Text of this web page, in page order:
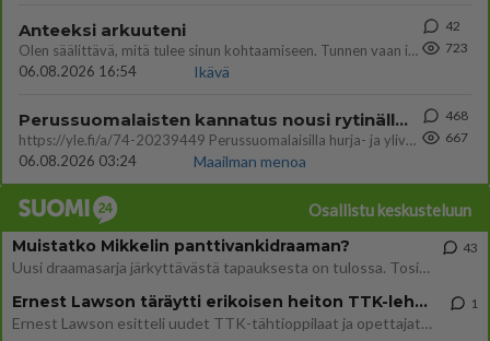
Anteeksi arkuuteni
Olen säälittävä, mitä tulee sinun kohtaamiseen. Tunnen vaan itseni todella epävarmaksi sun kanssa. Jos minun olisi pitän
06.08.2026 16:54
Ikävä
42
723
Perussuomalaisten kannatus nousi rytinällä Ylen tänään julkaisemassa tuoreimmassa gallup-kyselyssä.
https://yle.fi/a/74-20239449 Perussuomalaisilla hurja- ja ylivoimaisesti suurin nousu tässä uudessa Ylen gallupissa. Kyl
06.08.2026 03:24
Maailman menoa
468
667
Osallistu keskusteluun
Muistatko Mikkelin panttivankidraaman?
Uusi draamasarja järkyttävästä tapauksesta on tulossa. Tositapahtumiin perustuva sarja ammentaa vuoden 1986 Mikkelin pan
43
Ernest Lawson täräytti erikoisen heiton TTK-lehdistötilaisuudessa: " Onko tässä tarkoituksena...?"
Ernest Lawson esitteli uudet TTK-tähtioppilaat ja opettajat torstaina 6.8. lehdistölle. Tulevalla kaudella on yksi hausk
1